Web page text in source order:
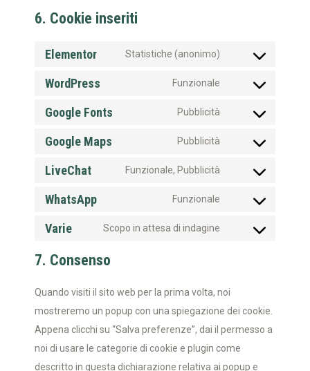
6. Cookie inseriti
Elementor Statistiche (anonimo)
WordPress Funzionale
Google Fonts Pubblicità
Google Maps Pubblicità
LiveChat Funzionale, Pubblicità
WhatsApp Funzionale
Varie Scopo in attesa di indagine
7. Consenso
Quando visiti il sito web per la prima volta, noi
mostreremo un popup con una spiegazione dei cookie.
Appena clicchi su “Salva preferenze”, dai il permesso a
noi di usare le categorie di cookie e plugin come
descritto in questa dichiarazione relativa ai popup e